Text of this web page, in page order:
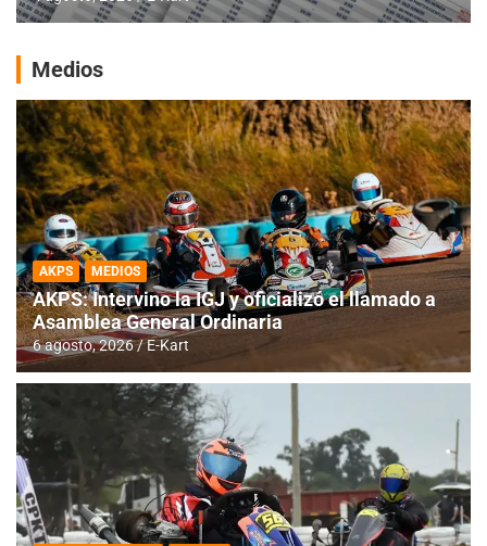
Medios
AKPS MEDIOS
AKPS: Intervino la IGJ y oficializó el llamado a
Asamblea General Ordinaria
6 agosto, 2026 E-Kart